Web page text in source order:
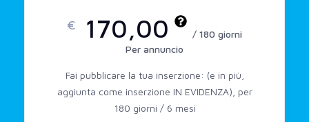
€ 170,00
/ 180 giorni
Per annuncio
Fai pubblicare la tua inserzione: (e in più,
aggiunta come inserzione IN EVIDENZA), per
180 giorni / 6 mesi